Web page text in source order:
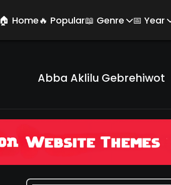
🏠 Home🔥 Popular📖 Genre 📅 Year
Abba Aklilu Gebrehiwot